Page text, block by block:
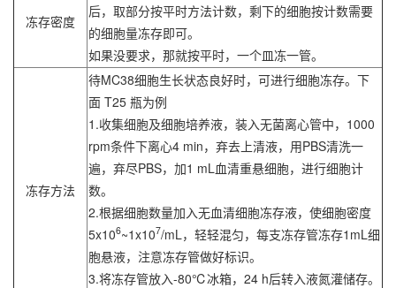
冻存密度
后，取部分按平时方法计数，剩下的细胞按计数需要
的细胞量冻存即可。
如果没要求，那就按平时，一个皿冻一管。
冻存方法
待MC38细胞生长状态良好时，可进行细胞冻存。下
面 T25 瓶为例
1.收集细胞及细胞培养液，装入无菌离心管中，1000
rpm条件下离心4 min，弃去上清液，用PBS清洗一
遍，弃尽PBS，加1 mL血清重悬细胞，进行细胞计
数。
2.根据细胞数量加入无血清细胞冻存液，使细胞密度
5x106~1x107/mL，轻轻混匀，每支冻存管冻存1mL细
胞悬液，注意冻存管做好标识。
3.将冻存管放入-80℃冰箱，24 h后转入液氮灌储存。